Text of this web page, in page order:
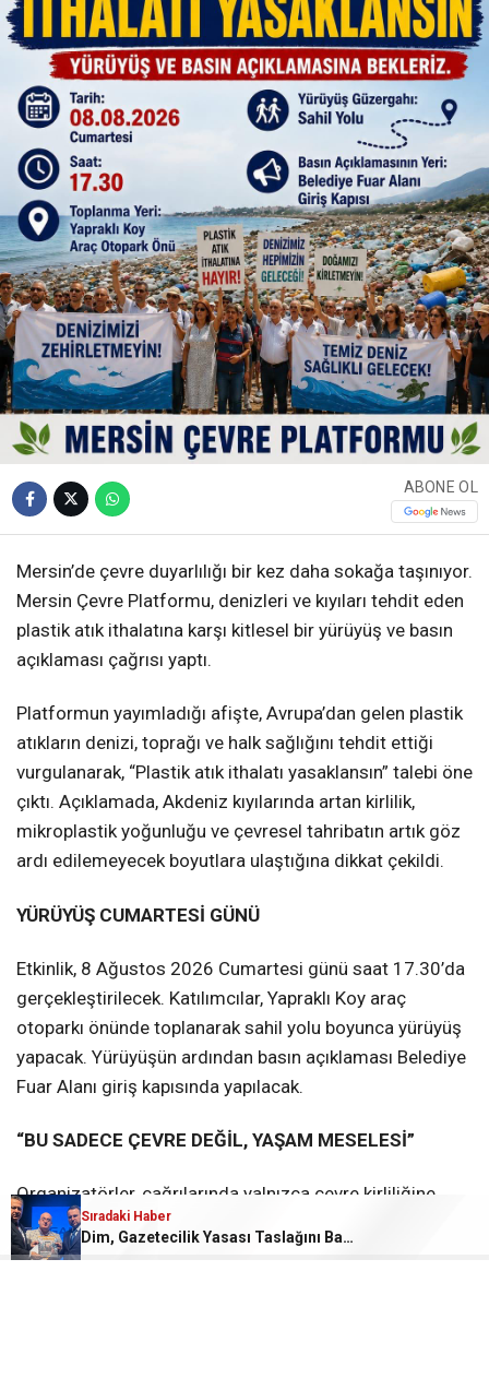
Sıradaki Haber
Dim, Gazetecilik Yasası Taslağını Bakan Gürlek’e Sundu
ABONE OL
Mersin’de çevre duyarlılığı bir kez daha sokağa taşınıyor.
Mersin Çevre Platformu, denizleri ve kıyıları tehdit eden
plastik atık ithalatına karşı kitlesel bir yürüyüş ve basın
açıklaması çağrısı yaptı.
Platformun yayımladığı afişte, Avrupa’dan gelen plastik
atıkların denizi, toprağı ve halk sağlığını tehdit ettiği
vurgulanarak, “Plastik atık ithalatı yasaklansın” talebi öne
çıktı. Açıklamada, Akdeniz kıyılarında artan kirlilik,
mikroplastik yoğunluğu ve çevresel tahribatın artık göz
ardı edilemeyecek boyutlara ulaştığına dikkat çekildi.
YÜRÜYÜŞ CUMARTESİ GÜNÜ
Etkinlik, 8 Ağustos 2026 Cumartesi günü saat 17.30’da
gerçekleştirilecek. Katılımcılar, Yapraklı Koy araç
otoparkı önünde toplanarak sahil yolu boyunca yürüyüş
yapacak. Yürüyüşün ardından basın açıklaması Belediye
Fuar Alanı giriş kapısında yapılacak.
“BU SADECE ÇEVRE DEĞİL, YAŞAM MESELESİ”
Organizatörler, çağrılarında yalnızca çevre kirliliğine
değil, halk sağlığına da dikkat çekti. Deniz ekosisteminin
bozulmasının balıkçılıktan turizme kadar birçok alanı